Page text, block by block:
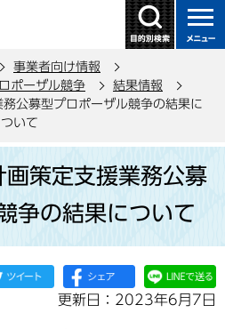
事業者向け情報
ポーザル競争
結果情報
公募型プロポーザル競争の結果に
ついて
策定支援業務公募
争の結果について
更新日：2023年6月7日